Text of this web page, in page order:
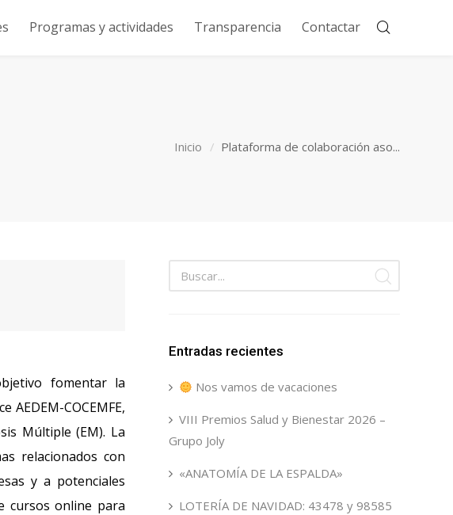
Programas y actividades Transparencia Contactar
Inicio Plataforma de colaboración aso...
fomentar la
COCEMFE,
Múltiple (EM). La
relacionados con
y a potenciales
cursos online para
Entradas recientes
Nos vamos de vacaciones
VIII Premios Salud y Bienestar 2026 –
Grupo Joly
«ANATOMÍA DE LA ESPALDA»
LOTERÍA DE NAVIDAD: 43478 y 98585